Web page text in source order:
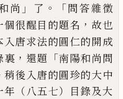
尚 」 了 。「問答雜徵
很醒目的題名 ， 故也
入唐求法的圓仁的開成
裏 ， 還題 「南陽和尚問
稍後入唐的圓珍的大中
（八五七）目錄及大